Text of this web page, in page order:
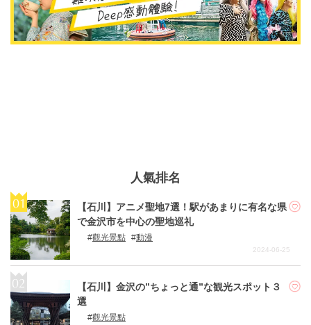
人氣排名
【石川】アニメ聖地7選！駅があまりに有名な県
で金沢市を中心の聖地巡礼
觀光景點 動漫
2024-06-25
【石川】金沢の”ちょっと通”な観光スポット３
選
觀光景點